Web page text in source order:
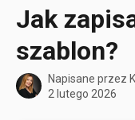
Jak
szablon?
Napisane przez
2 lutego 2026